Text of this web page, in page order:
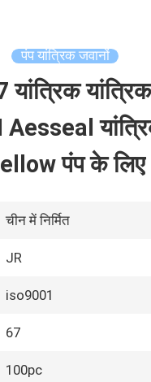
पंप यांत्रिक जवानों
यांत्रिक
Aesseal
पंप के लिए
चीन में निर्मित
JR
iso9001
67
100pc